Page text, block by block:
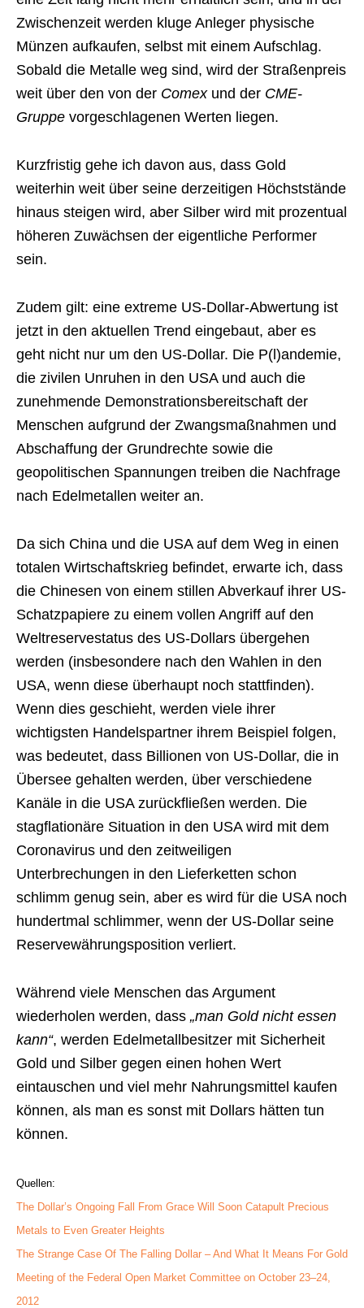
Zwischenzeit werden kluge Anleger physische
Münzen aufkaufen, selbst mit einem Aufschlag.
Sobald die Metalle weg sind, wird der Straßenpreis
weit über den von der Comexund der CME-
Gruppe vorgeschlagenen Werten liegen.
Kurzfristig gehe ich davon aus, dass Gold
weiterhin weit über seine derzeitigen Höchststände
hinaus steigen wird, aber Silber wird mit prozentual
höheren Zuwächsen der eigentliche Performer
sein.
Zudem gilt: eine extreme US-Dollar-Abwertung ist
jetzt in den aktuellen Trend eingebaut, aber es
geht nicht nur um den US-Dollar. Die P(l)andemie,
die zivilen Unruhen in den USA und auch die
zunehmende Demonstrationsbereitschaft der
Menschen aufgrund der Zwangsmaßnahmen und
Abschaffung der Grundrechte sowie die
geopolitischen Spannungen treiben die Nachfrage
nach Edelmetallen weiter an.
Da sich China und die USA auf dem Weg in einen
totalen Wirtschaftskrieg befindet, erwarte ich, dass
die Chinesen von einem stillen Abverkauf ihrer US-
Schatzpapiere zu einem vollen Angriff auf den
Weltreservestatus des US-Dollars übergehen
werden (insbesondere nach den Wahlen in den
USA, wenn diese überhaupt noch stattfinden).
Wenn dies geschieht, werden viele ihrer
wichtigsten Handelspartner ihrem Beispiel folgen,
was bedeutet, dass Billionen von US-Dollar, die in
Übersee gehalten werden, über verschiedene
Kanäle in die USA zurückfließen werden. Die
stagflationäre Situation in den USA wird mit dem
Coronavirus und den zeitweiligen
Unterbrechungen in den Lieferketten schon
schlimm genug sein, aber es wird für die USA noch
hundertmal schlimmer, wenn der US-Dollar seine
Reservewährungsposition verliert.
Während viele Menschen das Argument
wiederholen werden, dass „man Gold nicht essen
kann“, werden Edelmetallbesitzer mit Sicherheit
Gold und Silber gegen einen hohen Wert
eintauschen und viel mehr Nahrungsmittel kaufen
können, als man es sonst mit Dollars hätten tun
können.
Quellen:
The Dollar’s Ongoing Fall From Grace Will Soon Catapult Precious
Metals to Even Greater Heights
The Strange Case Of The Falling Dollar – And What It Means For Gold
Meeting of the Federal Open Market Committee on October 23–24,
2012